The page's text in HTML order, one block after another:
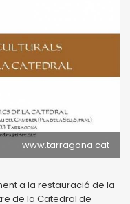
www.tarragona.cat
a la restauració de la
de la Catedral de